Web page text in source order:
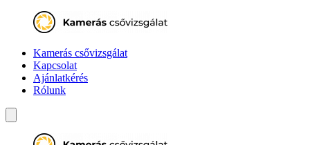
Kamerás csővizsgálat
Kapcsolat
Ajánlatkérés
Rólunk